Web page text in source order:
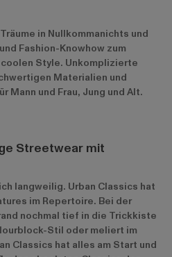
in Nullkommanichts und
Fashion-Knowhow zum
Style. Unkomplizierte
Materialien und
Mann und Frau, Jung und Alt.
Streetwear mit
langweilig. Urban Classics hat
im Repertoire. Bei der
nochmal tief in die Trickkiste
Stil oder meliert im
Classics hat alles am Start und